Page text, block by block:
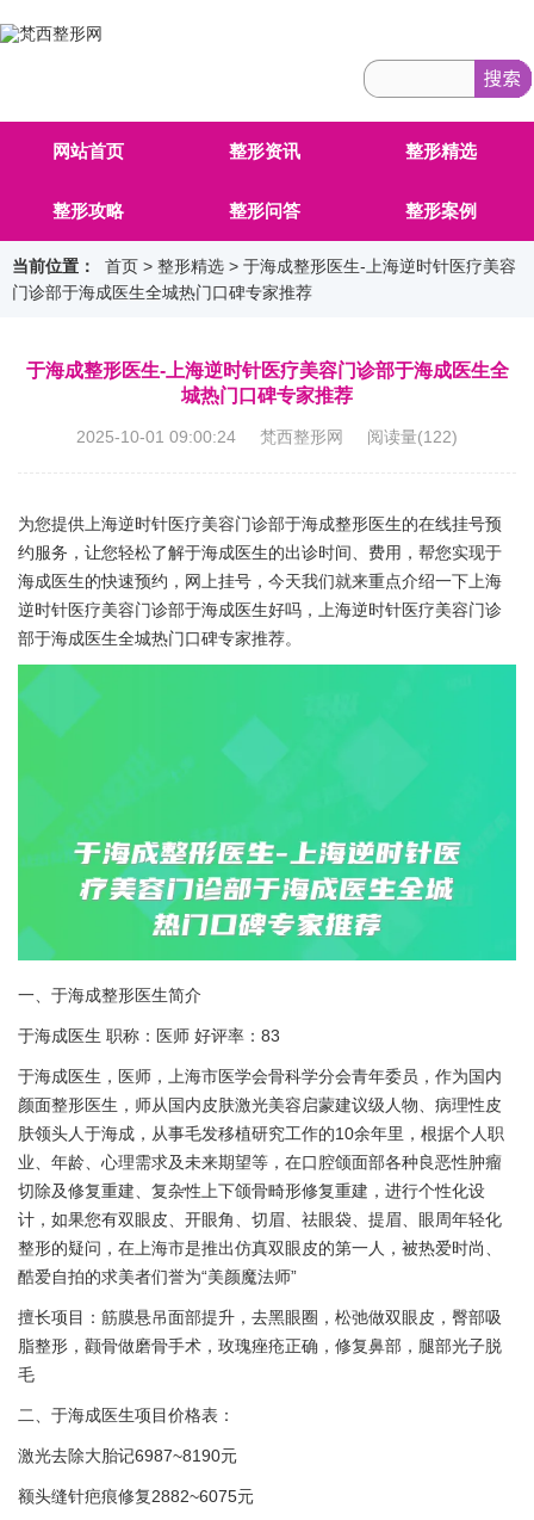
网站首页 整形资讯 整形精选
整形攻略 整形问答 整形案例
当前位置： 首页 > 整形精选 > 于海成整形医生-上海逆时针医疗美容
门诊部于海成医生全城热门口碑专家推荐
于海成整形医生-上海逆时针医疗美容门诊部于海成医生全
城热门口碑专家推荐
2025-10-01 09:00:24 梵西整形网 阅读量(122)
为您提供上海逆时针医疗美容门诊部于海成整形医生的在线挂号预
约服务，让您轻松了解于海成医生的出诊时间、费用，帮您实现于
海成医生的快速预约，网上挂号，今天我们就来重点介绍一下上海
逆时针医疗美容门诊部于海成医生好吗，上海逆时针医疗美容门诊
部于海成医生全城热门口碑专家推荐。
一、于海成整形医生简介
于海成医生 职称：医师 好评率：83
于海成医生，医师，上海市医学会骨科学分会青年委员，作为国内
颜面整形医生，师从国内皮肤激光美容启蒙建议级人物、病理性皮
肤领头人于海成，从事毛发移植研究工作的10余年里，根据个人职
业、年龄、心理需求及未来期望等，在口腔颌面部各种良恶性肿瘤
切除及修复重建、复杂性上下颌骨畸形修复重建，进行个性化设
计，如果您有双眼皮、开眼角、切眉、祛眼袋、提眉、眼周年轻化
整形的疑问，在上海市是推出仿真双眼皮的第一人，被热爱时尚、
酷爱自拍的求美者们誉为“美颜魔法师”
擅长项目：筋膜悬吊面部提升，去黑眼圈，松弛做双眼皮，臀部吸
脂整形，颧骨做磨骨手术，玫瑰痤疮正确，修复鼻部，腿部光子脱
毛
二、于海成医生项目价格表：
激光去除大胎记6987~8190元
额头缝针疤痕修复2882~6075元